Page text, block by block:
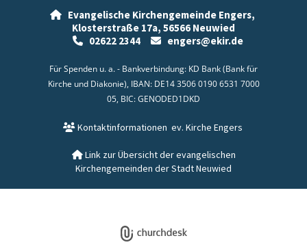

Evangelische Kirchengemeinde Engers,
Klosterstraße 17a, 56566 Neuwied
02622 2344 engers@ekir.de
Für Spenden u. a. - Bankverbindung: KD Bank (Bank für
Kirche und Diakonie), IBAN: DE14 3506 0190 6531 7000
05, BIC: GENODED1DKD
Kontaktinformationen ev. Kirche Engers
Link zur Übersicht der evangelischen
Kirchengemeinden der Stadt Neuwied